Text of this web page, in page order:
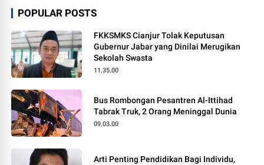
POPULAR POSTS
FKKSMKS Cianjur Tolak Keputusan
Gubernur Jabar yang Dinilai Merugikan
Sekolah Swasta
11.35.00
Bus Rombongan Pesantren Al-Ittihad
Tabrak Truk, 2 Orang Meninggal Dunia
09.03.00
Arti Penting Pendidikan Bagi Individu,